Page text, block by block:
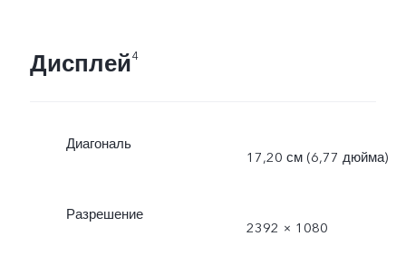
Дисплей4
Диагональ
17,20 см (6,77 дюйма)
Разрешение
2392 × 1080